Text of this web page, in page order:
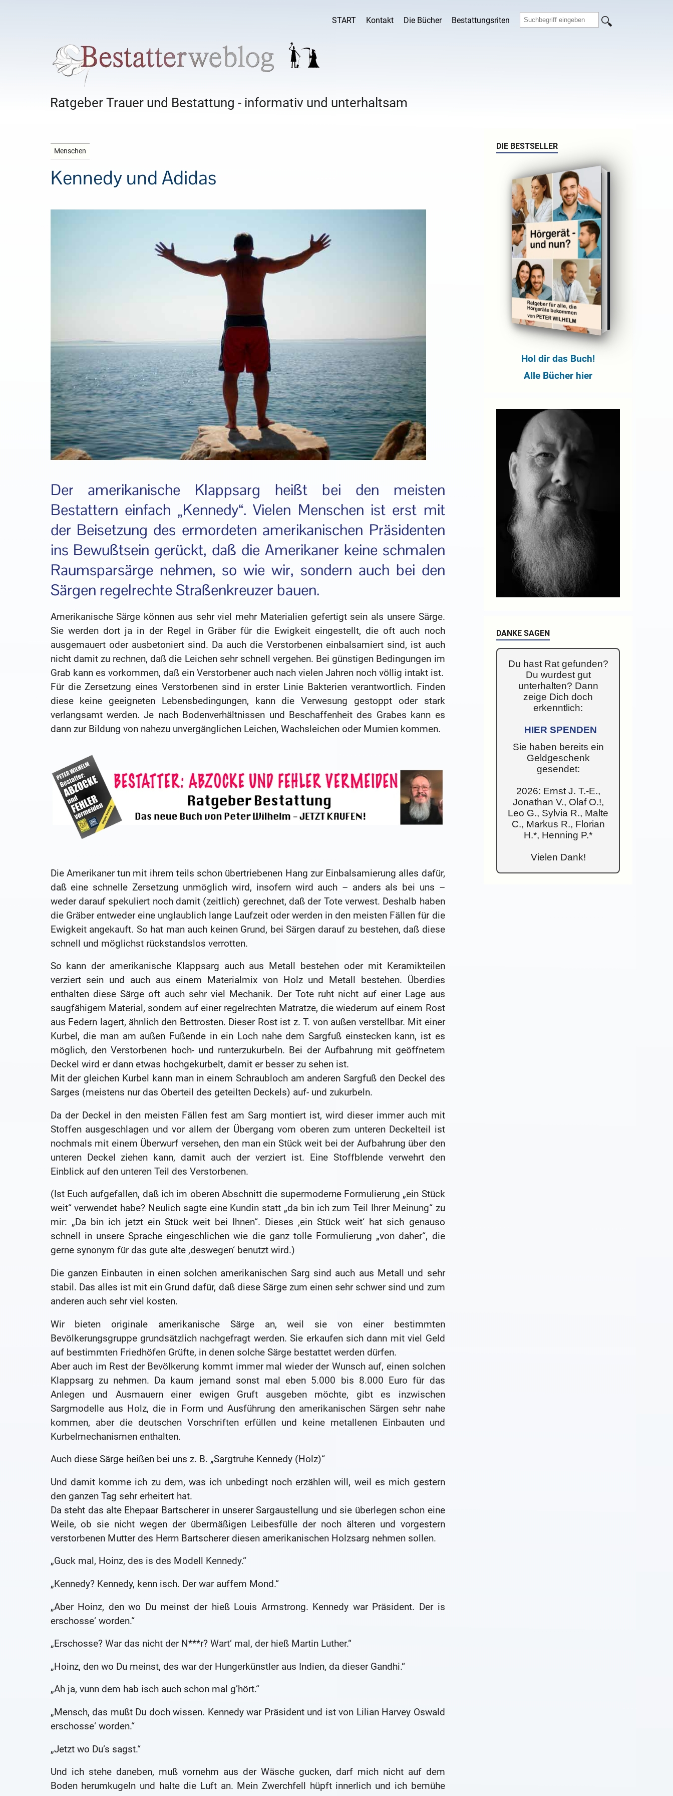
START Kontakt Die Bücher Bestattungsriten
Ratgeber Trauer und Bestattung - informativ und unterhaltsam
Menschen
Kennedy und Adidas
Der amerikanische Klappsarg heißt bei den meisten
Bestattern einfach „Kennedy“. Vielen Menschen ist erst mit
der Beisetzung des ermordeten amerikanischen Präsidenten
ins Bewußtsein gerückt, daß die Amerikaner keine schmalen
Raumsparsärge nehmen, so wie wir, sondern auch bei den
Särgen regelrechte Straßenkreuzer bauen.
Amerikanische Särge können aus sehr viel mehr Materialien gefertigt sein als unsere Särge.
Sie werden dort ja in der Regel in Gräber für die Ewigkeit eingestellt, die oft auch noch
ausgemauert oder ausbetoniert sind. Da auch die Verstorbenen einbalsamiert sind, ist auch
nicht damit zu rechnen, daß die Leichen sehr schnell vergehen. Bei günstigen Bedingungen im
Grab kann es vorkommen, daß ein Verstorbener auch nach vielen Jahren noch völlig intakt ist.
Für die Zersetzung eines Verstorbenen sind in erster Linie Bakterien verantwortlich. Finden
diese keine geeigneten Lebensbedingungen, kann die Verwesung gestoppt oder stark
verlangsamt werden. Je nach Bodenverhältnissen und Beschaffenheit des Grabes kann es
dann zur Bildung von nahezu unvergänglichen Leichen, Wachsleichen oder Mumien kommen.
Die Amerikaner tun mit ihrem teils schon übertriebenen Hang zur Einbalsamierung alles dafür,
daß eine schnelle Zersetzung unmöglich wird, insofern wird auch – anders als bei uns –
weder darauf spekuliert noch damit (zeitlich) gerechnet, daß der Tote verwest. Deshalb haben
die Gräber entweder eine unglaublich lange Laufzeit oder werden in den meisten Fällen für die
Ewigkeit angekauft. So hat man auch keinen Grund, bei Särgen darauf zu bestehen, daß diese
schnell und möglichst rückstandslos verrotten.
So kann der amerikanische Klappsarg auch aus Metall bestehen oder mit Keramikteilen
verziert sein und auch aus einem Materialmix von Holz und Metall bestehen. Überdies
enthalten diese Särge oft auch sehr viel Mechanik. Der Tote ruht nicht auf einer Lage aus
saugfähigem Material, sondern auf einer regelrechten Matratze, die wiederum auf einem Rost
aus Federn lagert, ähnlich den Bettrosten. Dieser Rost ist z. T. von außen verstellbar. Mit einer
Kurbel, die man am außen Fußende in ein Loch nahe dem Sargfuß einstecken kann, ist es
möglich, den Verstorbenen hoch- und runterzukurbeln. Bei der Aufbahrung mit geöffnetem
Deckel wird er dann etwas hochgekurbelt, damit er besser zu sehen ist.
Mit der gleichen Kurbel kann man in einem Schraubloch am anderen Sargfuß den Deckel des
Sarges (meistens nur das Oberteil des geteilten Deckels) auf- und zukurbeln.
Da der Deckel in den meisten Fällen fest am Sarg montiert ist, wird dieser immer auch mit
Stoffen ausgeschlagen und vor allem der Übergang vom oberen zum unteren Deckelteil ist
nochmals mit einem Überwurf versehen, den man ein Stück weit bei der Aufbahrung über den
unteren Deckel ziehen kann, damit auch der verziert ist. Eine Stoffblende verwehrt den
Einblick auf den unteren Teil des Verstorbenen.
(Ist Euch aufgefallen, daß ich im oberen Abschnitt die supermoderne Formulierung „ein Stück
weit“ verwendet habe? Neulich sagte eine Kundin statt „da bin ich zum Teil Ihrer Meinung“ zu
mir: „Da bin ich jetzt ein Stück weit bei Ihnen“. Dieses ‚ein Stück weit‘ hat sich genauso
schnell in unsere Sprache eingeschlichen wie die ganz tolle Formulierung „von daher“, die
gerne synonym für das gute alte ‚deswegen‘ benutzt wird.)
Die ganzen Einbauten in einen solchen amerikanischen Sarg sind auch aus Metall und sehr
stabil. Das alles ist mit ein Grund dafür, daß diese Särge zum einen sehr schwer sind und zum
anderen auch sehr viel kosten.
Wir bieten originale amerikanische Särge an, weil sie von einer bestimmten
Bevölkerungsgruppe grundsätzlich nachgefragt werden. Sie erkaufen sich dann mit viel Geld
auf bestimmten Friedhöfen Grüfte, in denen solche Särge bestattet werden dürfen.
Aber auch im Rest der Bevölkerung kommt immer mal wieder der Wunsch auf, einen solchen
Klappsarg zu nehmen. Da kaum jemand sonst mal eben 5.000 bis 8.000 Euro für das
Anlegen und Ausmauern einer ewigen Gruft ausgeben möchte, gibt es inzwischen
Sargmodelle aus Holz, die in Form und Ausführung den amerikanischen Särgen sehr nahe
kommen, aber die deutschen Vorschriften erfüllen und keine metallenen Einbauten und
Kurbelmechanismen enthalten.
Auch diese Särge heißen bei uns z. B. „Sargtruhe Kennedy (Holz)“
Und damit komme ich zu dem, was ich unbedingt noch erzählen will, weil es mich gestern
den ganzen Tag sehr erheitert hat.
Da steht das alte Ehepaar Bartscherer in unserer Sargaustellung und sie überlegen schon eine
Weile, ob sie nicht wegen der übermäßigen Leibesfülle der noch älteren und vorgestern
verstorbenen Mutter des Herrn Bartscherer diesen amerikanischen Holzsarg nehmen sollen.
„Guck mal, Hoinz, des is des Modell Kennedy.“
„Kennedy? Kennedy, kenn isch. Der war auffem Mond.“
„Aber Hoinz, den wo Du meinst der hieß Louis Armstrong. Kennedy war Präsident. Der is
erschosse‘ worden.“
„Erschosse? War das nicht der N***r? Wart‘ mal, der hieß Martin Luther.“
„Hoinz, den wo Du meinst, des war der Hungerkünstler aus Indien, da dieser Gandhi.“
„Ah ja, vunn dem hab isch auch schon mal g’hört.“
„Mensch, das mußt Du doch wissen. Kennedy war Präsident und ist von Lilian Harvey Oswald
erschosse‘ worden.“
„Jetzt wo Du’s sagst.“
Und ich stehe daneben, muß vornehm aus der Wäsche gucken, darf mich nicht auf dem
Boden herumkugeln und halte die Luft an. Mein Zwerchfell hüpft innerlich und ich bemühe
DIE BESTSELLER
Hol dir das Buch!
Alle Bücher hier
DANKE SAGEN
Du hast Rat gefunden?
Du wurdest gut
unterhalten? Dann
zeige Dich doch
erkenntlich:
HIER SPENDEN
Sie haben bereits ein
Geldgeschenk
gesendet:
2026: Ernst J. T.-E.,
Jonathan V., Olaf O.!,
Leo G., Sylvia R., Malte
C., Markus R., Florian
H.*, Henning P.*
Vielen Dank!